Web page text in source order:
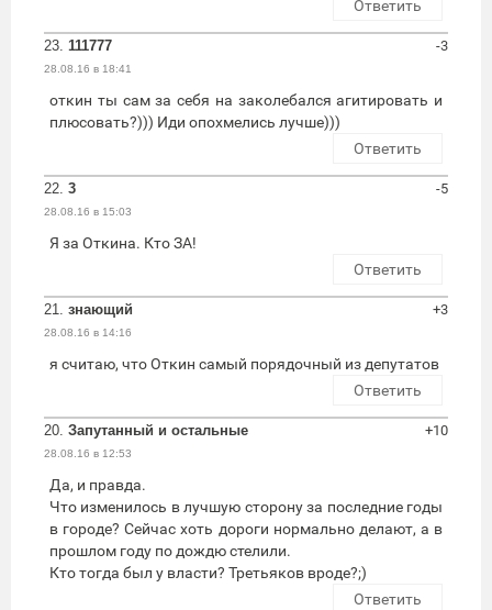
Ответить
23. 111777
28.08.16 в 18:41
-3
откин ты сам за себя на заколебался агитировать и
плюсовать?))) Иди опохмелись лучше)))
Ответить
22. 3
28.08.16 в 15:03
-5
Я за Откина. Кто ЗА!
Ответить
21. знающий
28.08.16 в 14:16
+3
я считаю, что Откин самый порядочный из депутатов
Ответить
20. Запутанный и остальные
28.08.16 в 12:53
+10
Да, и правда.
Что изменилось в лучшую сторону за последние годы
в городе? Сейчас хоть дороги нормально делают, а в
прошлом году по дождю стелили.
Кто тогда был у власти? Третьяков вроде?;)
Ответить